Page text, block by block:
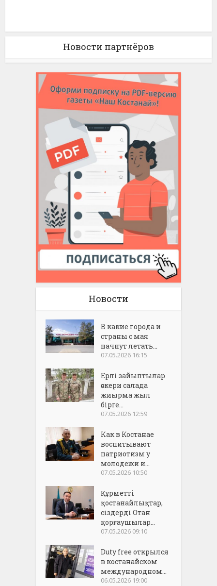
Новости партнёров
Новости
В какие города и
страны с мая
начнут летать...
07.05.2026 16:15
Ерлі зайыптылар
әскери салада
жиырма жыл
бірге...
07.05.2026 12:59
Как в Костанае
воспитывают
патриотизм у
молодежи и...
07.05.2026 10:50
Құрметті
қостанайлықтар,
сіздерді Отан
қорғаушылар...
07.05.2026 09:10
Duty free открылся
в костанайском
международном...
06.05.2026 19:00